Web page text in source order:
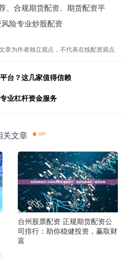
、合规期货配资、期货配资平
险专业炒股配资
章为作者独立观点，不代表在线配资观点
台？这几家值得信赖
业杠杆资金服务
关文章
台州股票配资 正规期货配资公
司排行：助你稳健投资，赢取财
富